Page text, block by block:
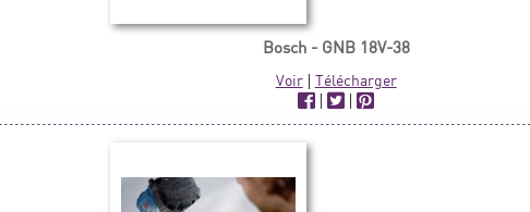
Bosch - GNB 18V-38
Voir| Télécharger
|
|